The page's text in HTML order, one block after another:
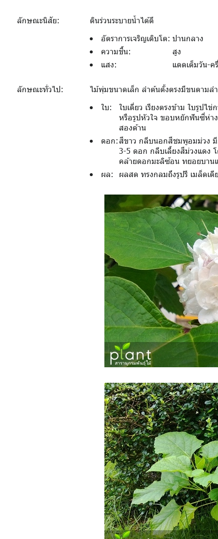
ลักษณะนิสัย:
ดินร่วนระบายน้ำได้ดี
อัตราการเจริญเติบโต: ปานกลาง
ความชื้น:
สูง
แสง:
แดดเต็มวัน-ค
ลักษณะทั่วไป:
ไม้พุ่มขนาดเล็ก ลำต้นตั้งตรงมีขนตาม
ใบ:
ใบเดี่ยว เรียงตรงข้าม ใบรูปไ
หรือรูปหัวใจ ขอบหยักฟันซี่ห่า
สองด้าน
ดอก:สีขาว กลีบนอกสีชมพูอมม่วง
3-5 ดอก กลีบเลี้ยงสีม่วงแดง
คล้ายดอกมะลิซ้อน ทยอยบาน
ผล:
ผลสด ทรงกลมถึงรูปรี เมล็ดเ